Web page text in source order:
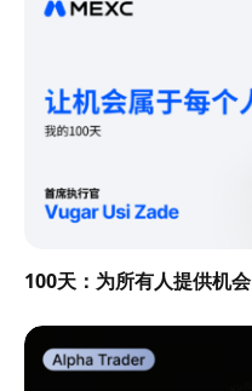
100天：为所有人提供机会